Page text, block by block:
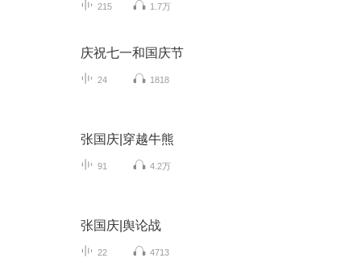
215 1.7万
庆祝七一和国庆节
24 1818
张国庆|穿越牛熊
91 4.2万
张国庆|舆论战
22 4713